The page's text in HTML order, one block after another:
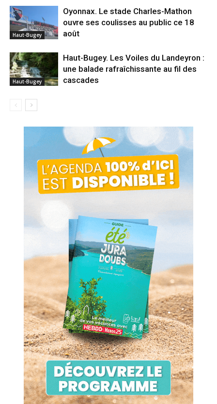
Haut-Bugey
Oyonnax. Le stade Charles-Mathon
ouvre ses coulisses au public ce 18
août
Haut-Bugey
Haut-Bugey. Les Voiles du Landeyron :
une balade rafraîchissante au fil des
cascades